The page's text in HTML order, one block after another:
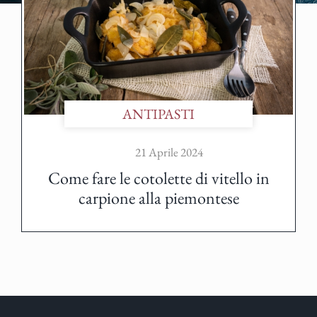
ANTIPASTI
21 Aprile 2024
Come fare le cotolette di vitello in
carpione alla piemontese